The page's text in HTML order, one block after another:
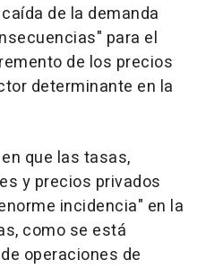
de la demanda
para el
de los precios
determinante en la
que las tasas,
y precios privados
incidencia" en la
como se está
operaciones de